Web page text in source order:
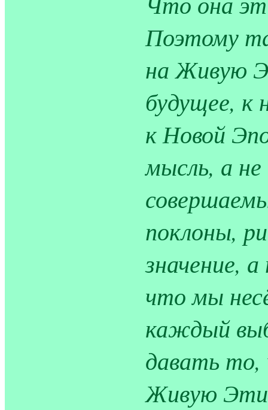
Поэтому
на Живую
будущее,
к Новой
мысль, а
поклоны,
значение,
что мы
каждый
давать
Живую